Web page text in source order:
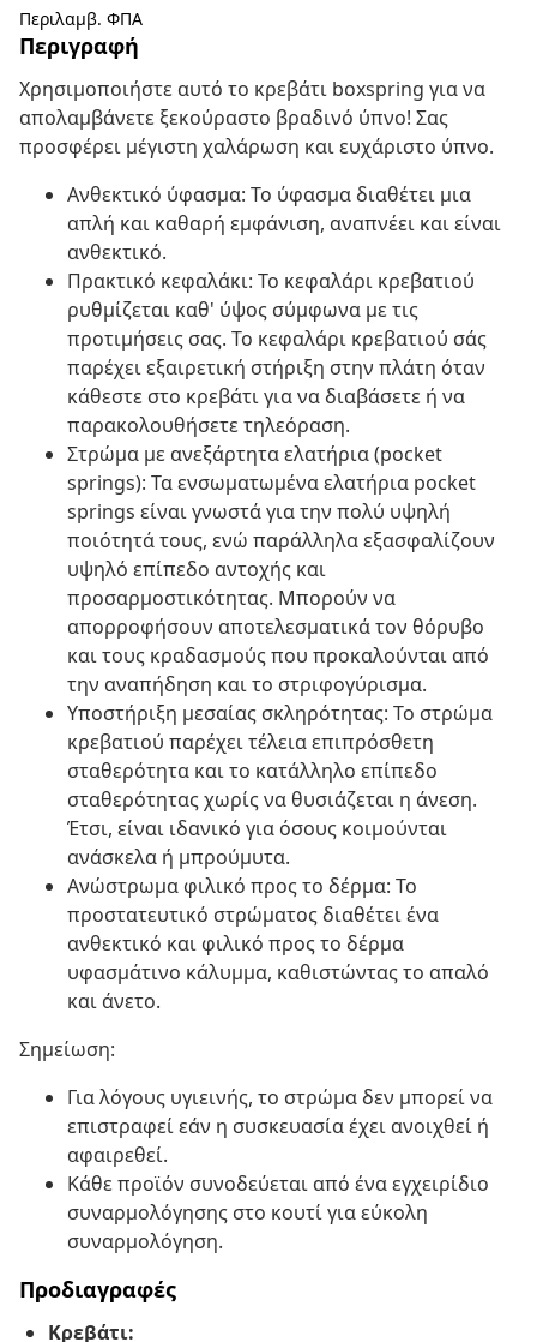
Περιλαμβ. ΦΠΑ
Περιγραφή
Χρησιμοποιήστε αυτό το κρεβάτι boxspring για να
απολαμβάνετε ξεκούραστο βραδινό ύπνο! Σας
προσφέρει μέγιστη χαλάρωση και ευχάριστο ύπνο.
Ανθεκτικό ύφασμα: Το ύφασμα διαθέτει μια
απλή και καθαρή εμφάνιση, αναπνέει και είναι
ανθεκτικό.
Πρακτικό κεφαλάκι: Το κεφαλάρι κρεβατιού
ρυθμίζεται καθ' ύψος σύμφωνα με τις
προτιμήσεις σας. Το κεφαλάρι κρεβατιού σάς
παρέχει εξαιρετική στήριξη στην πλάτη όταν
κάθεστε στο κρεβάτι για να διαβάσετε ή να
παρακολουθήσετε τηλεόραση.
Στρώμα με ανεξάρτητα ελατήρια (pocket
springs): Τα ενσωματωμένα ελατήρια pocket
springs είναι γνωστά για την πολύ υψηλή
ποιότητά τους, ενώ παράλληλα εξασφαλίζουν
υψηλό επίπεδο αντοχής και
προσαρμοστικότητας. Μπορούν να
απορροφήσουν αποτελεσματικά τον θόρυβο
και τους κραδασμούς που προκαλούνται από
την αναπήδηση και το στριφογύρισμα.
Υποστήριξη μεσαίας σκληρότητας: Το στρώμα
κρεβατιού παρέχει τέλεια επιπρόσθετη
σταθερότητα και το κατάλληλο επίπεδο
σταθερότητας χωρίς να θυσιάζεται η άνεση.
Έτσι, είναι ιδανικό για όσους κοιμούνται
ανάσκελα ή μπρούμυτα.
Ανώστρωμα φιλικό προς το δέρμα: Το
προστατευτικό στρώματος διαθέτει ένα
ανθεκτικό και φιλικό προς το δέρμα
υφασμάτινο κάλυμμα, καθιστώντας το απαλό
και άνετο.
Σημείωση:
Για λόγους υγιεινής, το στρώμα δεν μπορεί να
επιστραφεί εάν η συσκευασία έχει ανοιχθεί ή
αφαιρεθεί.
Κάθε προϊόν συνοδεύεται από ένα εγχειρίδιο
συναρμολόγησης στο κουτί για εύκολη
συναρμολόγηση.
Προδιαγραφές
Κρεβάτι: